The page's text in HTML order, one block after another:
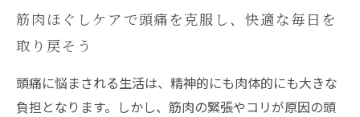
筋肉ほぐしケアで頭痛を克服し、快適な毎日を
取り戻そう
頭痛に悩まされる生活は、精神的にも肉体的にも大きな
負担となります。しかし、筋肉の緊張やコリが原因の頭